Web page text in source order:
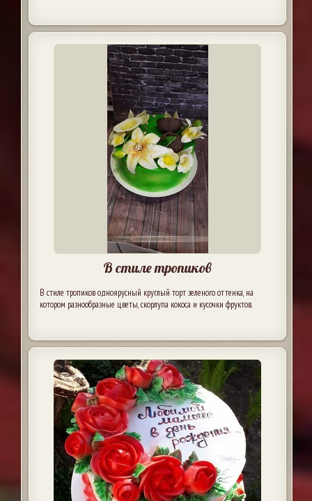
В стиле тропиков
В стиле тропиков одноярусный круглый торт зеленого оттенка, на
котором разнообразные цветы, скорлупа кокоса и кусочки фруктов.